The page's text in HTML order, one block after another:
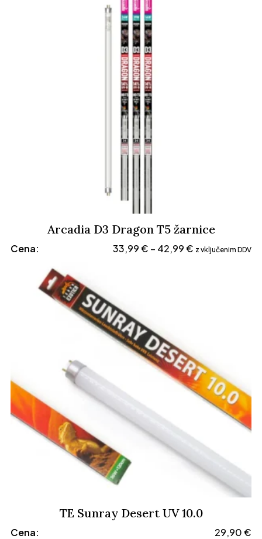
Arcadia D3 Dragon T5 žarnice
Cena: 33,99€ – 42,99€ Cenovni
z vključenim DDV
TE Sunray Desert UV 10.0
Cena: 29,90€